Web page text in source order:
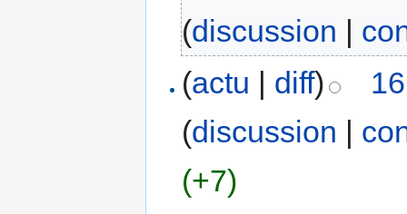
(discussion |
(actu | diff)
(discussion |
(+7)